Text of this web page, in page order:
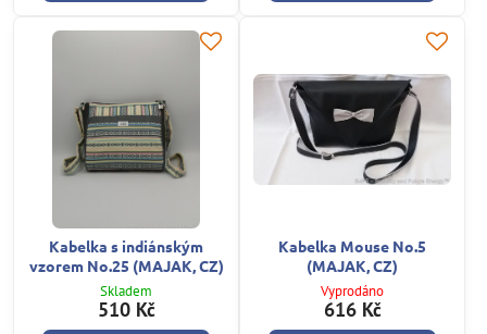
Kabelka s indiánským
vzorem No.25 (MAJAK, CZ)
Skladem
510 Kč
Kabelka Mouse No.5
(MAJAK, CZ)
Vyprodáno
616 Kč